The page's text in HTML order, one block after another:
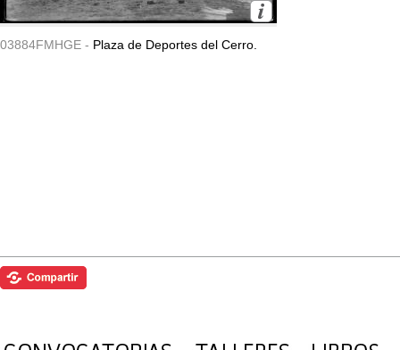
03884FMHGE - Plaza de Deportes del Cerro.